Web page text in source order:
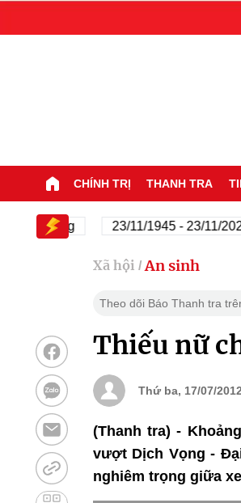
CHÍNH TRỊ THANH TRA
23/11/1945 - 23/11/2025
Xã hội / An sinh
Theo dõi Báo Thanh tra
Thiếu nữ
Thứ ba, 17/07/
(Thanh tra) -
vượt Dịch Vọng -
nghiêm trọng giữa